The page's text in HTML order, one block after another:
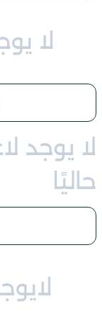
لا
لا يوجد
حاليًا